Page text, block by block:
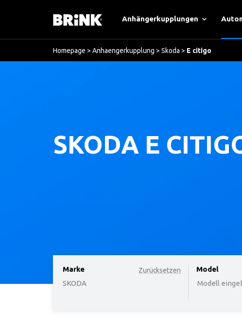
Anhängerkupplungen
Homepage > Anhaengerkupplung > Skoda > E citigo
SKODA E
Zurücksetzen
Marke
SKODA
option ,
Model
Modell